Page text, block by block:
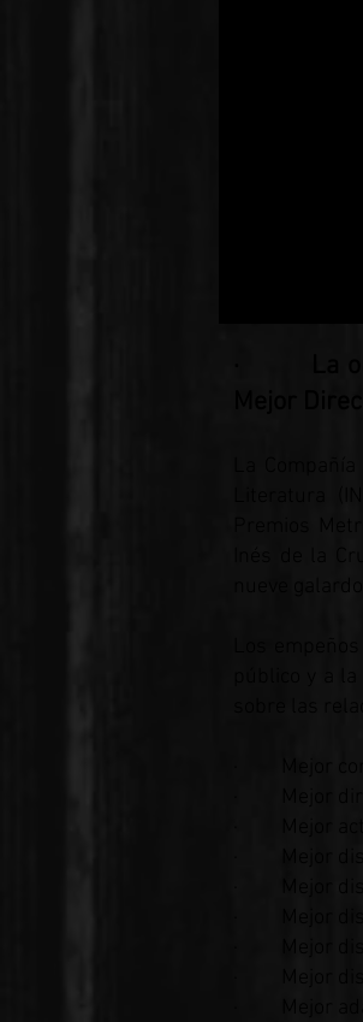
· La
La
Literatura
Premios
Inés de la
nueve
Los
público y a
sobre las
· Mejor
· Mejor
· Mejor
· Mejor
· Mejor
· Mejor
· Mejor
· Mejor